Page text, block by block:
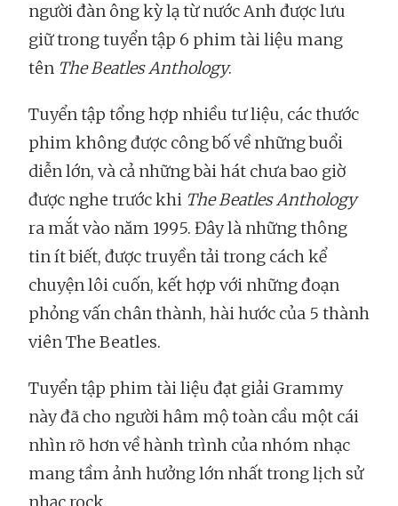
người đàn ông kỳ lạ từ nước Anh được lưu
giữ trong tuyển tập 6 phim tài liệu mang
tên The Beatles Anthology.
Tuyển tập tổng hợp nhiều tư liệu, các thước
phim không được công bố về những buổi
diễn lớn, và cả những bài hát chưa bao giờ
được nghe trước khi The Beatles Anthology
ra mắt vào năm 1995. Đây là những thông
tin ít biết, được truyền tải trong cách kể
chuyện lôi cuốn, kết hợp với những đoạn
phỏng vấn chân thành, hài hước của 5 thành
viên The Beatles.
Tuyển tập phim tài liệu đạt giải Grammy
này đã cho người hâm mộ toàn cầu một cái
nhìn rõ hơn về hành trình của nhóm nhạc
mang tầm ảnh hưởng lớn nhất trong lịch sử